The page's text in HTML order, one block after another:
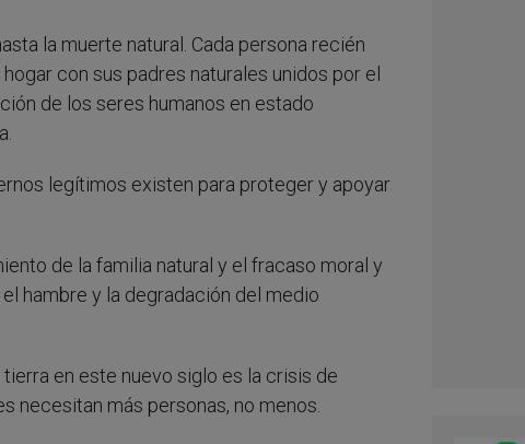
la muerte natural. Cada persona recién
con sus padres naturales unidos por el
de los seres humanos en estado
legítimos existen para proteger y apoyar
de la familia natural y el fracaso moral y
hambre y la degradación del medio
en este nuevo siglo es la crisis de
necesitan más personas, no menos.